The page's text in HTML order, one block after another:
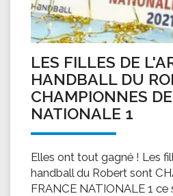
LES FILLES DE
HANDBALL DU
CHAMPIONNES
NATIONALE 1
Elles ont tout gagné ! Les
handball du Robert sont
FRANCE NATIONALE 1 ce